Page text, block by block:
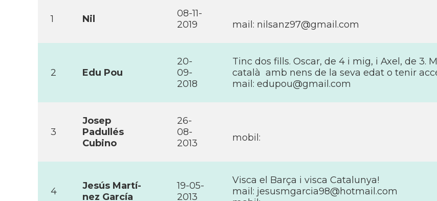
1 Nil
08-11-
2019
mail: nilsanz97@gmail.com
2 Edu Pou
20-
09-
2018
Tinc dos fills. Oscar, de 4 i mig, i Axel, de 3.
català amb nens de la seva edat o tenir
mail: edupou@gmail.com
3
Josep
Padullés
Cubino
26-
08-
2013
mobil:
4
Jesús Martí­
nez Garcí­a
19-05-
2013
Visca el Barça i visca Catalunya!
mail: jesusmgarcia98@hotmail.com